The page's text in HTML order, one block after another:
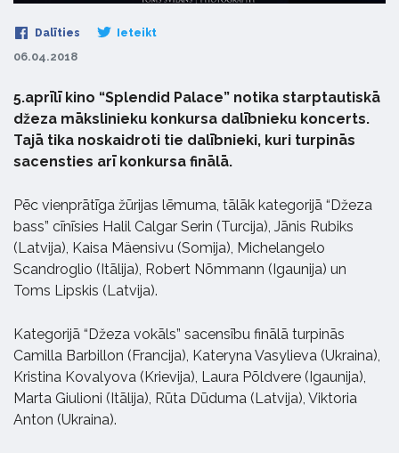
Dalīties Ieteikt
06.04.2018
5.aprīlī kino “Splendid Palace” notika starptautiskā
džeza mākslinieku konkursa dalībnieku koncerts.
Tajā tika noskaidroti tie dalībnieki, kuri turpinās
sacensties arī konkursa finālā.
Pēc vienprātīga žūrijas lēmuma, tālāk kategorijā “Džeza
bass” cīnīsies Halil Calgar Serin (Turcija), Jānis Rubiks
(Latvija), Kaisa Mäensivu (Somija), Michelangelo
Scandroglio (Itālija), Robert Nõmmann (Igaunija) un
Toms Lipskis (Latvija).
Kategorijā “Džeza vokāls” sacensību finālā turpinās
Camilla Barbillon (Francija), Kateryna Vasylieva (Ukraina),
Kristina Kovalyova (Krievija), Laura Põldvere (Igaunija),
Marta Giulioni (Itālija), Rūta Dūduma (Latvija), Viktoria
Anton (Ukraina).